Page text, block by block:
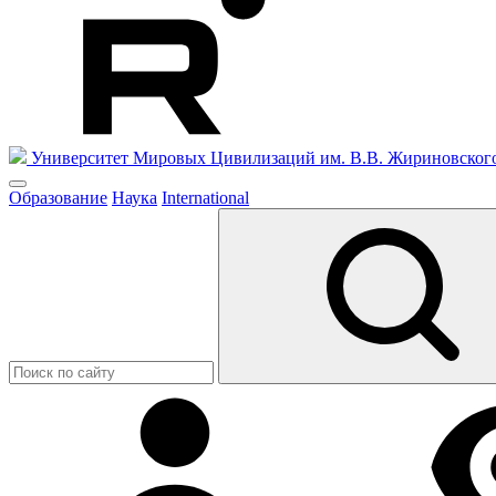
Университет Мировых Цивилизаций им. В.В.
Образование Наука International